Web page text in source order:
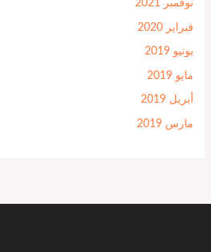
نوفمبر 2021
فبراير 2020
يونيو 2019
مايو 2019
أبريل 2019
مارس 2019